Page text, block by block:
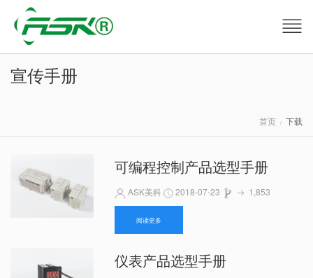
宣传手册
首页 下载
可编程控制产品选型手册
ASK美科 2018-07-23 1,853
阅读更多
仪表产品选型手册